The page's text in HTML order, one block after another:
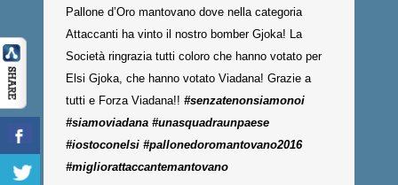
Pallone d’Oro mantovano dove nella categoria
Attaccanti ha vinto il nostro bomber Gjoka! La
Società ringrazia tutti coloro che hanno votato per
Elsi Gjoka, che hanno votato Viadana! Grazie a
tutti e Forza Viadana!! #senzatenonsiamonoi
#siamoviadana #unasquadraunpaese
#iostoconelsi #pallonedoromantovano2016
#migliorattaccantemantovano